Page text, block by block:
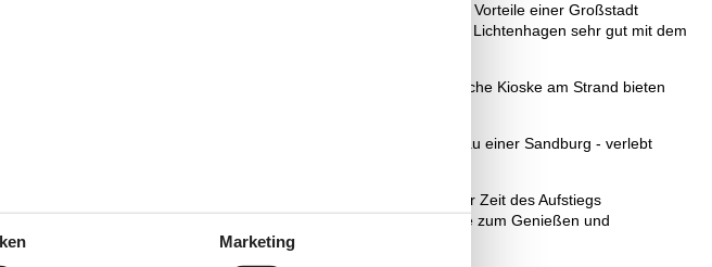
besichtigt werden. Daneben können im Zentrum alle Vorteile einer Großstadt
oder einfaches Bummeln in den Fußgängerzonen. Dabei ist Lichtenhagen sehr gut mit dem
ideal. Strandkörbe können gemietet werden und zahlreiche Kioske am Strand bieten
am Strand unbeschwert- z. B. beim Muschelsuchen oder dem Bau einer Sandburg - verlebt
Altersgruppen Veranstaltungen anbietet.
Villen im Stil der Bäderarchitektur ins Auge, die aus der Zeit des Aufstiegs
Alten Stroms gibt es viele Geschäfte, Cafés und Restaurants, die zum Genießen und
Marketing